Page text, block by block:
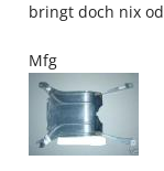
bringt doch nix
Mfg